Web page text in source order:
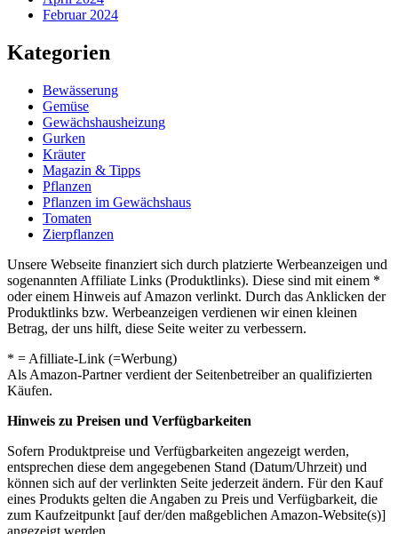
Februar 2024
Kategorien
Bewässerung
Gemüse
Gewächshausheizung
Gurken
Kräuter
Magazin & Tipps
Pflanzen
Pflanzen im Gewächshaus
Tomaten
Zierpflanzen
Unsere Webseite finanziert sich durch platzierte Werbeanzeigen und
sogenannten Affiliate Links (Produktlinks). Diese sind mit einem *
oder einem Hinweis auf Amazon verlinkt. Durch das Anklicken der
Produktlinks bzw. Werbeanzeigen verdienen wir einen kleinen
Betrag, der uns hilft, diese Seite weiter zu verbessern.
* = Afilliate-Link (=Werbung)
Als Amazon-Partner verdient der Seitenbetreiber an qualifizierten
Käufen.
Hinweis zu Preisen und Verfügbarkeiten
Sofern Produktpreise und Verfügbarkeiten angezeigt werden,
entsprechen diese dem angegebenen Stand (Datum/Uhrzeit) und
können sich auf der verlinkten Seite jederzeit ändern. Für den Kauf
eines Produkts gelten die Angaben zu Preis und Verfügbarkeit, die
zum Kaufzeitpunkt [auf der/den maßgeblichen Amazon-Website(s)]
angezeigt werden.